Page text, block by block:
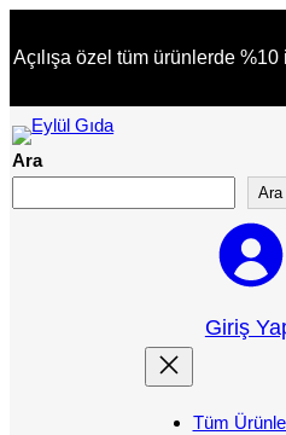
geç
Açılışa özel tüm ürünlerde %10
Ara
Ara
Giriş
Tüm